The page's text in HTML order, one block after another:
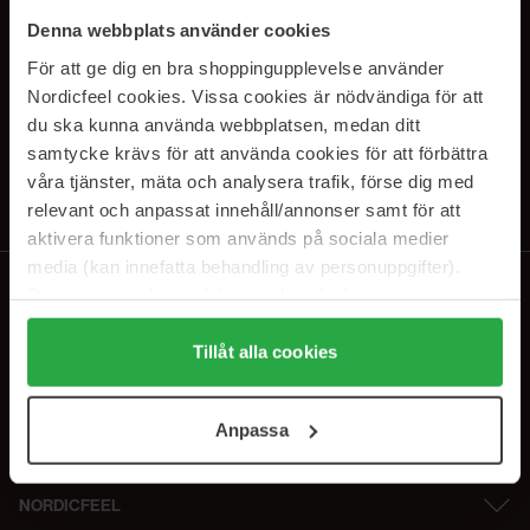
Denna webbplats använder cookies
För att ge dig en bra shoppingupplevelse använder
Nordicfeel cookies. Vissa cookies är nödvändiga för att
du ska kunna använda webbplatsen, medan ditt
samtycke krävs för att använda cookies för att förbättra
våra tjänster, mäta och analysera trafik, förse dig med
relevant och anpassat innehåll/annonser samt för att
aktivera funktioner som används på sociala medier
media (kan innefatta behandling av personuppgifter).
Genom att trycka på "Tillåt alla cookies" accepterar du
alla cookies, medan du under "Detaljer" kan anpassa
användningen av cookies. Du kan när som helst återkalla
samt vår Integritetspolicy.
Tillåt alla cookies
Anpassa
SUBSCRIBE TO OUR
NEWSLETTER
E-postadresse
Ved å abonnere godtar du vårpersonvernerklæring. Du kan melde deg
NORDICFEEL